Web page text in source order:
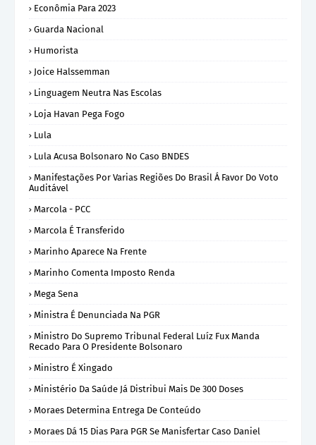
Econômia Para 2023
Guarda Nacional
Humorista
Joice Halssemman
Linguagem Neutra Nas Escolas
Loja Havan Pega Fogo
Lula
Lula Acusa Bolsonaro No Caso BNDES
Manifestações Por Varias Regiões Do Brasil Á Favor Do Voto
Auditável
Marcola - PCC
Marcola É Transferido
Marinho Aparece Na Frente
Marinho Comenta Imposto Renda
Mega Sena
Ministra É Denunciada Na PGR
Ministro Do Supremo Tribunal Federal Luíz Fux Manda
Recado Para O Presidente Bolsonaro
Ministro É Xingado
Ministério Da Saúde Já Distribui Mais De 300 Doses
Moraes Determina Entrega De Conteúdo
Moraes Dá 15 Dias Para PGR Se Manisfertar Caso Daniel